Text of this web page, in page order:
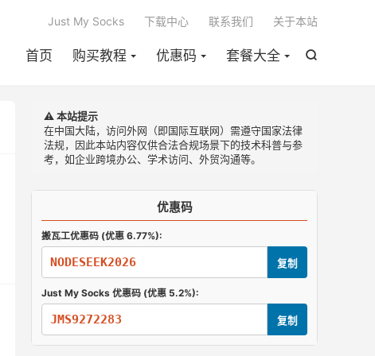

首页 购买教程 优惠码 套餐大全
Just My Socks 下载中心 联系我们 关于本站
⚠️ 本站提示
在中国大陆，访问外网（即国际互联网）需遵守国家法律
法规，因此本站内容仅供合法合规场景下的技术科普与参
考，如企业跨境办公、学术访问、外贸沟通等。
优惠码
搬瓦工优惠码 (优惠 6.77%):
NODESEEK2026 复制
Just My Socks 优惠码 (优惠 5.2%):
JMS9272283 复制